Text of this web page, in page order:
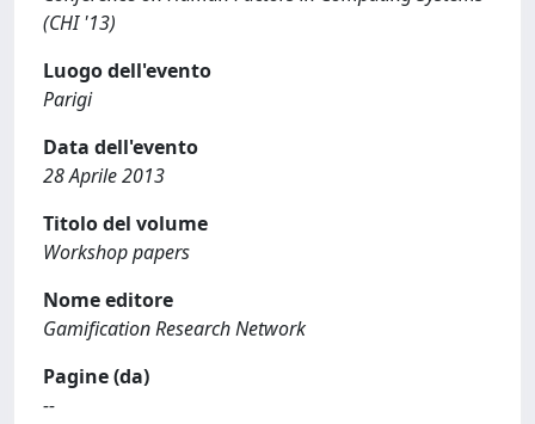
(CHI '13)
Luogo dell'evento
Parigi
Data dell'evento
28 Aprile 2013
Titolo del volume
Workshop papers
Nome editore
Gamification Research Network
Pagine (da)
--